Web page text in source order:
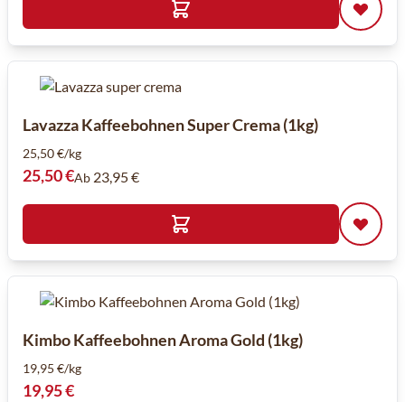
Lavazza Kaffeebohnen Super Crema (1kg)
25,50 €/kg
25,50 €Ab 23,95 €
Kimbo Kaffeebohnen Aroma Gold (1kg)
19,95 €/kg
19,95 €